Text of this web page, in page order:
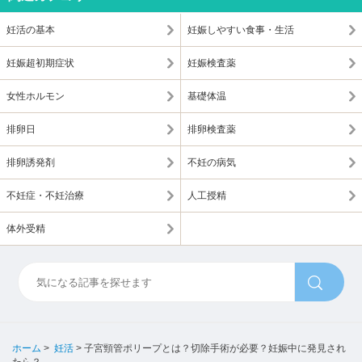
妊活の基本 妊娠しやすい食事・生活
妊娠超初期症状 妊娠検査薬
女性ホルモン 基礎体温
排卵日 排卵検査薬
排卵誘発剤 不妊の病気
不妊症・不妊治療 人工授精
体外受精
ホーム > 妊活 > 子宮頸管ポリープとは？切除手術が必要？妊娠中に発見され